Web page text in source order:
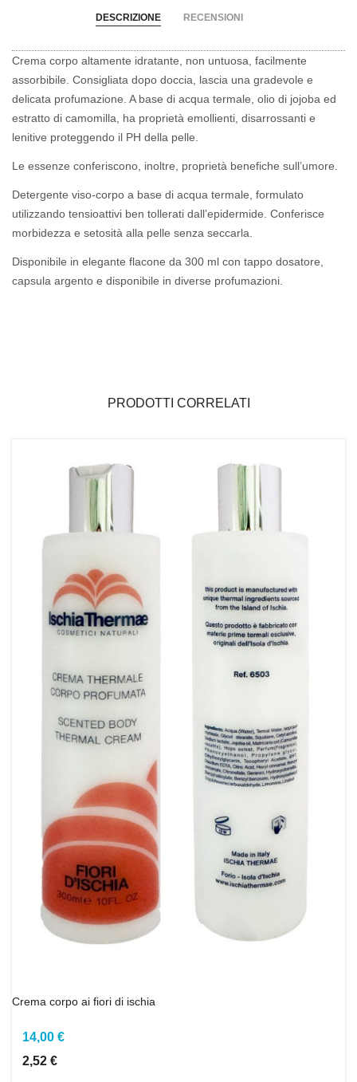
DESCRIZIONE RECENSIONI
Crema corpo altamente idratante, non untuosa, facilmente
assorbibile. Consigliata dopo doccia, lascia una gradevole e
delicata profumazione. A base di acqua termale, olio di jojoba ed
estratto di camomilla, ha proprietà emollienti, disarrossanti e
lenitive proteggendo il PH della pelle.
Le essenze conferiscono, inoltre, proprietà benefiche sull’umore.
Detergente viso-corpo a base di acqua termale, formulato
utilizzando tensioattivi ben tollerati dall’epidermide. Conferisce
morbidezza e setosità alla pelle senza seccarla.
Disponibile in elegante flacone da 300 ml con tappo dosatore,
capsula argento e disponibile in diverse profumazioni.
PRODOTTI CORRELATI
Crema corpo ai fiori di ischia
14,00 €
2,52 €